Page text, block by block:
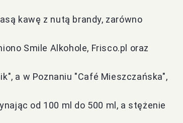
kawę z nutą brandy, zarówno
Smile Alkohole, Frisco.pl oraz
a w Poznaniu "Café Mieszczańska",
od 100 ml do 500 ml, a stężenie